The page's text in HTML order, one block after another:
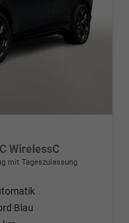
WirelessC
mit Tageszulassung
Blau